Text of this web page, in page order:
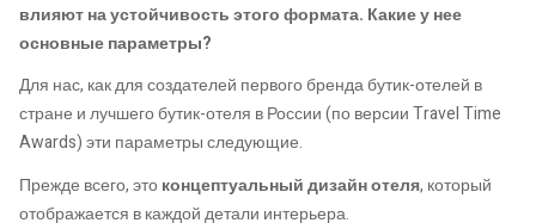
влияют на устойчивость этого формата. Какие у нее
основные параметры?
Для нас, как для создателей первого бренда бутик-отелей в
стране и лучшего бутик-отеля в России (по версии Travel Time
Awards) эти параметры следующие.
Прежде всего, этоконцептуальный дизайн отеля, который
отображается в каждой детали интерьера.